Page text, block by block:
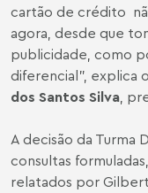
cartão de crédito
agora, desde que
publicidade, como
diferencial”, explica
dos Santos Silva,
A decisão da Turma
consultas
relatados por